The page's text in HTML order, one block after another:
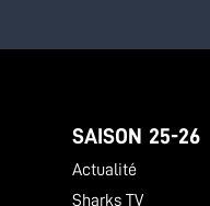
SAISON 25-26
Actualité
Sharks TV